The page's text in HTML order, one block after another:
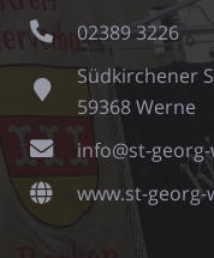
02389 3226
Südkirchener
59368 Werne
info@st-
www.st-georg-